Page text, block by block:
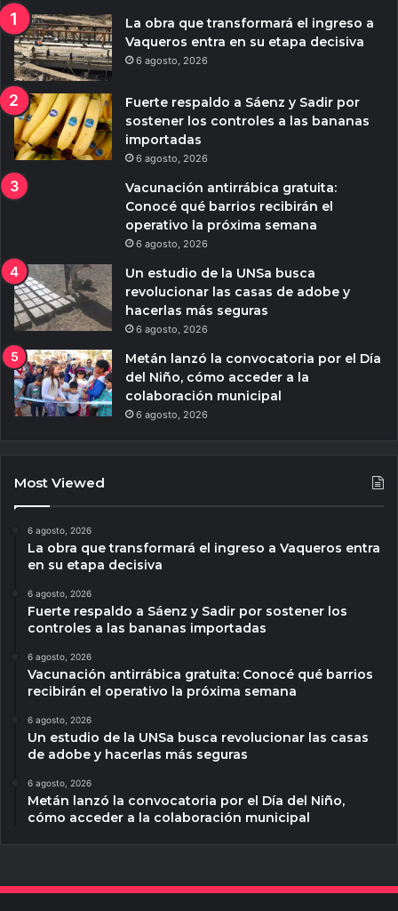
La obra que transformará el ingreso a
Vaqueros entra en su etapa decisiva
6 agosto, 2026
Fuerte respaldo a Sáenz y Sadir por
sostener los controles a las bananas
importadas
6 agosto, 2026
Vacunación antirrábica gratuita:
Conocé qué barrios recibirán el
operativo la próxima semana
6 agosto, 2026
Un estudio de la UNSa busca
revolucionar las casas de adobe y
hacerlas más seguras
6 agosto, 2026
Metán lanzó la convocatoria por el Día
del Niño, cómo acceder a la
colaboración municipal
6 agosto, 2026
Most Viewed
6 agosto, 2026
La obra que transformará el ingreso a Vaqueros entra
en su etapa decisiva
6 agosto, 2026
Fuerte respaldo a Sáenz y Sadir por sostener los
controles a las bananas importadas
6 agosto, 2026
Vacunación antirrábica gratuita: Conocé qué barrios
recibirán el operativo la próxima semana
6 agosto, 2026
Un estudio de la UNSa busca revolucionar las casas
de adobe y hacerlas más seguras
6 agosto, 2026
Metán lanzó la convocatoria por el Día del Niño,
cómo acceder a la colaboración municipal